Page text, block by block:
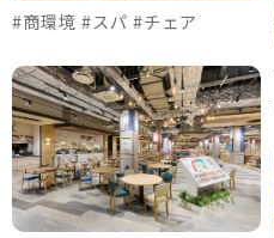
#商環境 #スパ #チェア